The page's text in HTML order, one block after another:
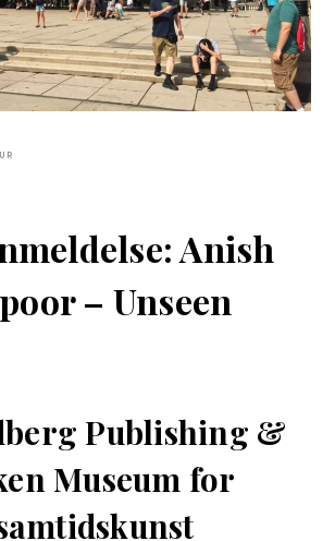
Anish
– Unseen
Publishing &
Museum for